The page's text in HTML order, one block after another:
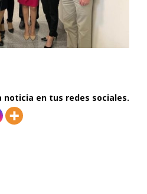
en tus redes sociales.